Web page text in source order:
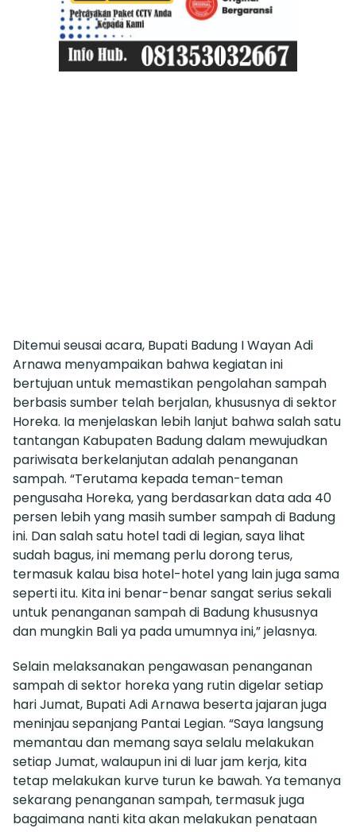
Ditemui seusai acara, Bupati Badung I Wayan Adi
Arnawa menyampaikan bahwa kegiatan ini
bertujuan untuk memastikan pengolahan sampah
berbasis sumber telah berjalan, khususnya di sektor
Horeka. Ia menjelaskan lebih lanjut bahwa salah satu
tantangan Kabupaten Badung dalam mewujudkan
pariwisata berkelanjutan adalah penanganan
sampah. “Terutama kepada teman-teman
pengusaha Horeka, yang berdasarkan data ada 40
persen lebih yang masih sumber sampah di Badung
ini. Dan salah satu hotel tadi di legian, saya lihat
sudah bagus, ini memang perlu dorong terus,
termasuk kalau bisa hotel-hotel yang lain juga sama
seperti itu. Kita ini benar-benar sangat serius sekali
untuk penanganan sampah di Badung khususnya
dan mungkin Bali ya pada umumnya ini,” jelasnya.
Selain melaksanakan pengawasan penanganan
sampah di sektor horeka yang rutin digelar setiap
hari Jumat, Bupati Adi Arnawa beserta jajaran juga
meninjau sepanjang Pantai Legian. “Saya langsung
memantau dan memang saya selalu melakukan
setiap Jumat, walaupun ini di luar jam kerja, kita
tetap melakukan kurve turun ke bawah. Ya temanya
sekarang penanganan sampah, termasuk juga
bagaimana nanti kita akan melakukan penataan